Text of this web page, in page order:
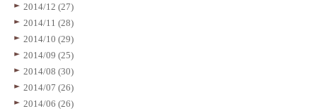
2014/12 (27)
2014/11 (28)
2014/10 (29)
2014/09 (25)
2014/08 (30)
2014/07 (26)
2014/06 (26)